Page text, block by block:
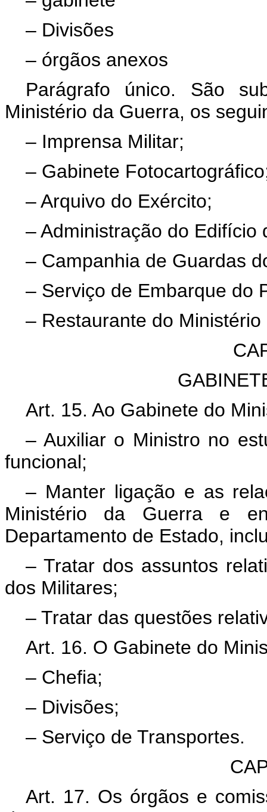
– Divisões
– órgãos anexos
Parágrafo único. São
Ministério da Guerra, os
– Imprensa Militar;
– Gabinete
– Arquivo do Exército;
– Administração do Edifício
– Campanhia de Guardas
– Serviço de Embarque do
– Restaurante do
Art. 15. Ao Gabinete do
– Auxiliar o Ministro no
funcional;
– Manter ligação e as
Ministério da Guerra e
Departamento de Estado,
– Tratar dos assuntos
dos Militares;
– Tratar das questões
Art. 16. O Gabinete do
– Chefia;
– Divisões;
– Serviço de Transportes.
Art. 17. Os órgãos e